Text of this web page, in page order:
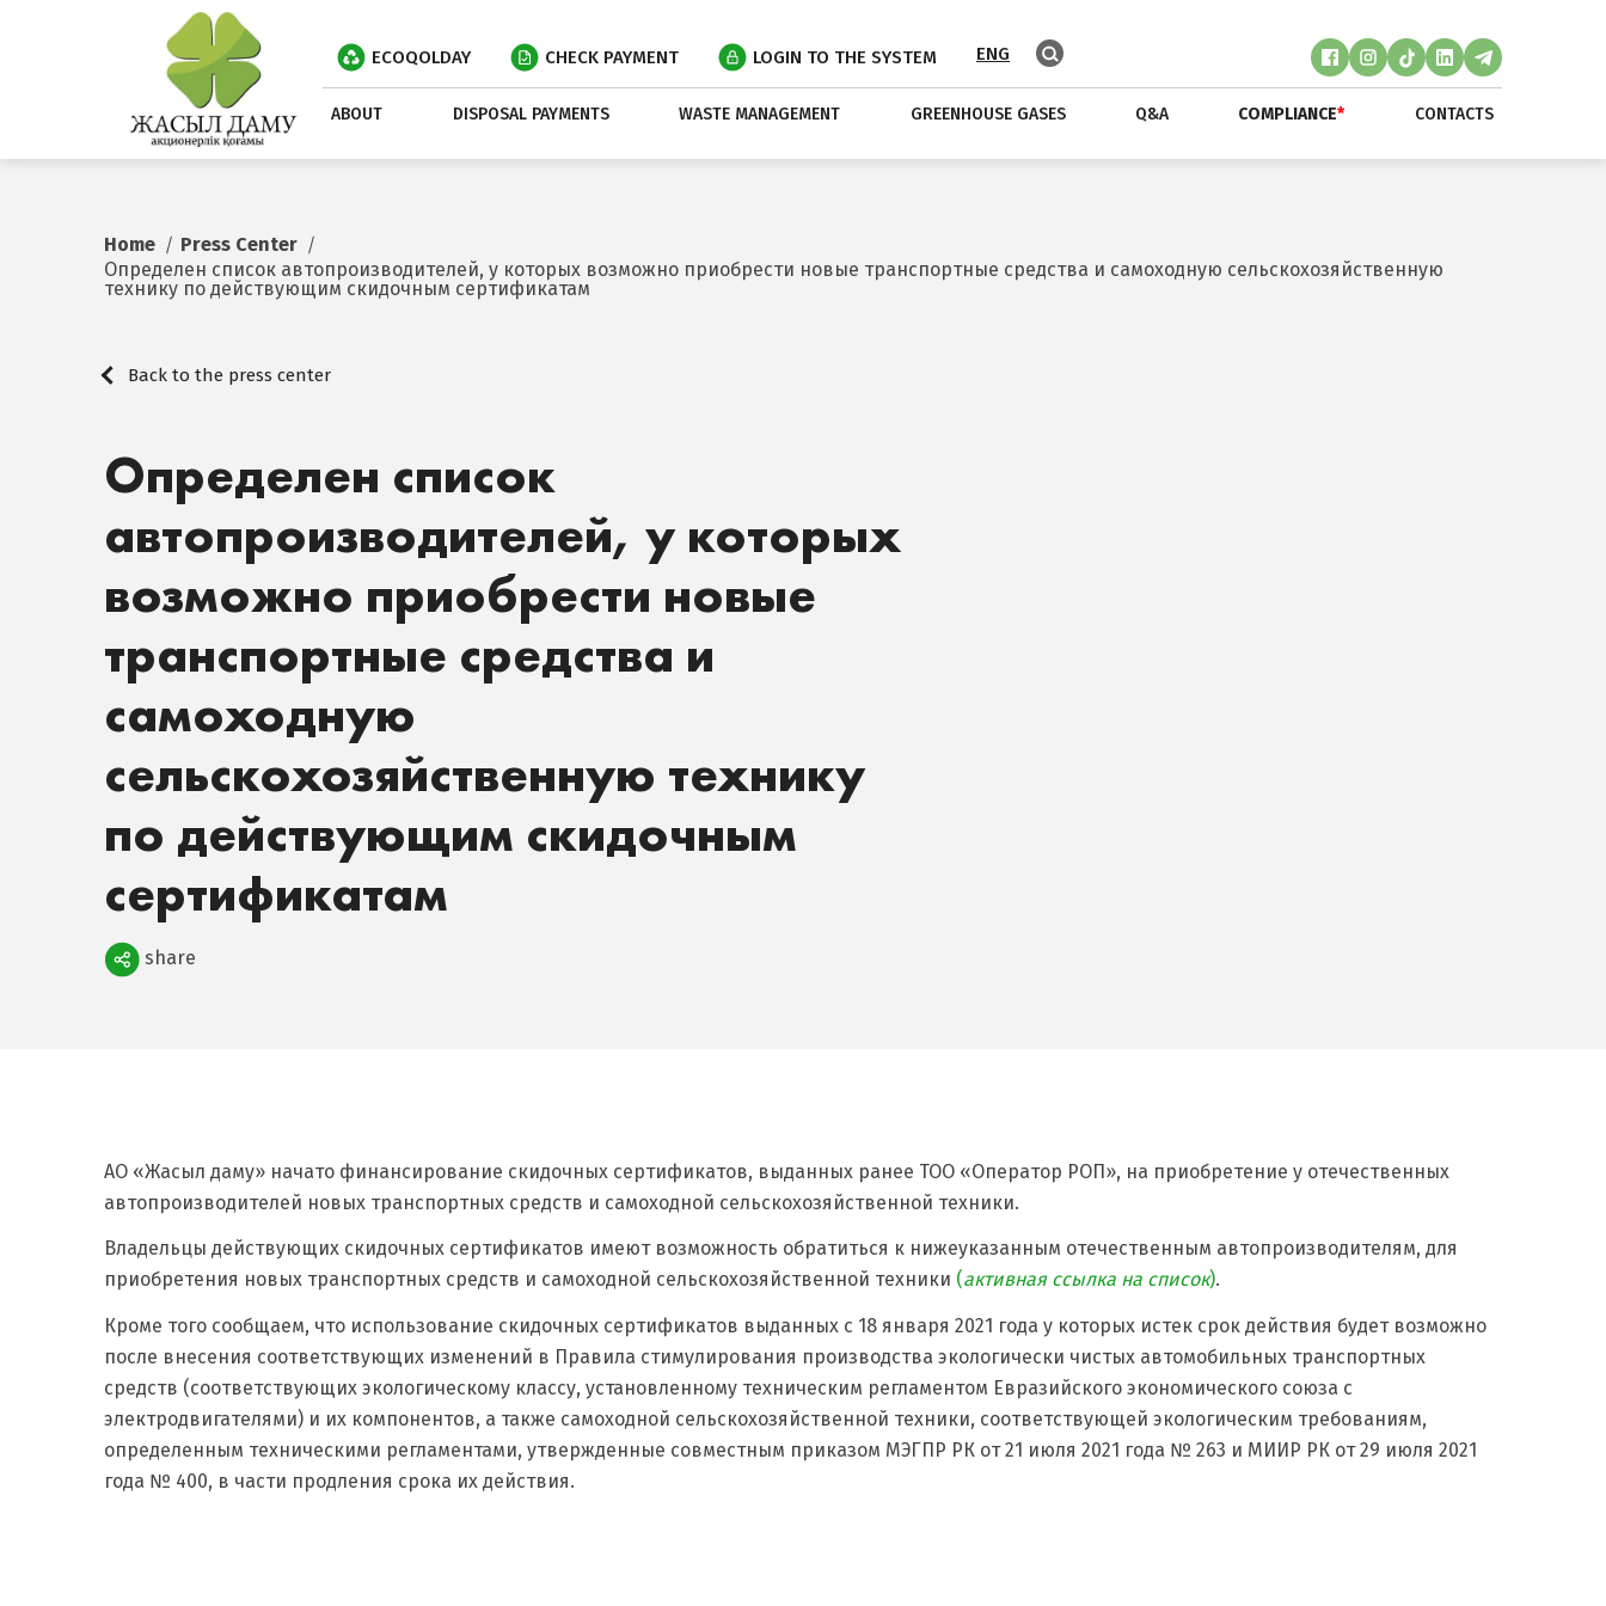
ECOQOLDAY CHECK PAYMENT LOGIN TO THE SYSTEM ENG
ABOUT DISPOSAL PAYMENTS WASTE MANAGEMENT GREENHOUSE GASES Q&A COMPLIANCE* CONTACTS
Home
Press Center
Определен список автопроизводителей, у которых возможно приобрести новые транспортные средства и самоходную сельскохозяйственную
технику по действующим скидочным сертификатам
Back to the press center
Определен список
автопроизводителей, у которых
возможно приобрести новые
транспортные средства и
самоходную
сельскохозяйственную технику
по действующим скидочным
сертификатам
Поделиться
share
АО «Жасыл даму» начато финансирование скидочных сертификатов, выданных ранее ТОО «Оператор РОП», на приобретение у отечественных
автопроизводителей новых транспортных средств и самоходной сельскохозяйственной техники.
Владельцы действующих скидочных сертификатов имеют возможность обратиться к нижеуказанным отечественным автопроизводителям, для
приобретения новых транспортных средств и самоходной сельскохозяйственной техники (активная ссылка на список).
Кроме того сообщаем, что использование скидочных сертификатов выданных с 18 января 2021 года у которых истек срок действия будет возможно
после внесения соответствующих изменений в Правила стимулирования производства экологически чистых автомобильных транспортных
средств (соответствующих экологическому классу, установленному техническим регламентом Евразийского экономического союза с
электродвигателями) и их компонентов, а также самоходной сельскохозяйственной техники, соответствующей экологическим требованиям,
определенным техническими регламентами, утвержденные совместным приказом МЭГПР РК от 21 июля 2021 года № 263 и МИИР РК от 29 июля 2021
года № 400, в части продления срока их действия.